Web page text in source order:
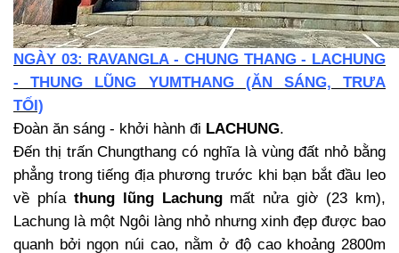
NGÀY 03: RAVANGLA - CHUNG THANG - LACHUNG
- THUNG LŨNG YUMTHANG (ĂN SÁNG, TRƯA
TỐI)
Đoàn ăn sáng - khởi hành đi LACHUNG.
Đến thị trấn Chungthang có nghĩa là vùng đất nhỏ bằng
phẳng trong tiếng địa phương trước khi bạn bắt đầu leo
về phíathung lũng Lachungmất nửa giờ (23 km),
Lachung là một Ngôi làng nhỏ nhưng xinh đẹp được bao
quanh bởi ngọn núi cao, nằm ở độ cao khoảng 2800m